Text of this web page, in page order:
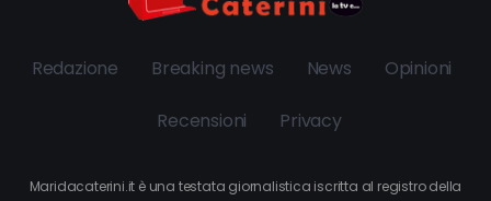
Redazione Breaking news News Opinioni
Recensioni Privacy
Maridacaterini.it è una testata giornalistica iscritta al registro della